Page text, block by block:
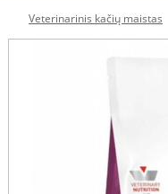
Veterinarinis kačių maistas